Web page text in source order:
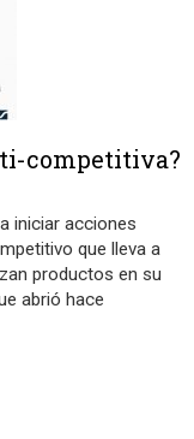
competitiva?
iniciar acciones
que lleva a
productos en su
abrió hace